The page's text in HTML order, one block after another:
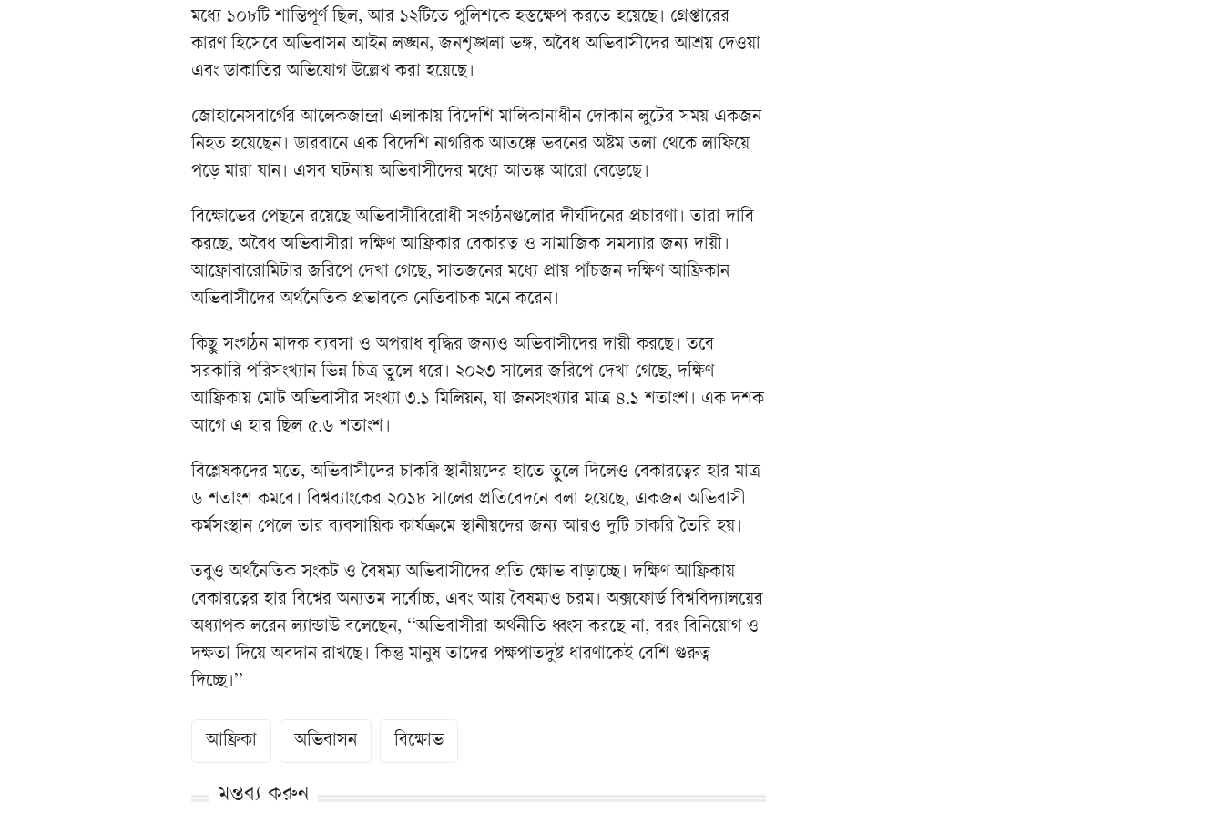
মধ্যে ১০৮টি শান্তিপূর্ণ ছিল, আর ১২টিতে পুলিশকে হস্তক্ষেপ করতে হয়েছে। গ্রেপ্তারের
কারণ হিসেবে অভিবাসন আইন লঙ্ঘন, জনশৃঙ্খলা ভঙ্গ, অবৈধ অভিবাসীদের আশ্রয় দেওয়া
এবং ডাকাতির অভিযোগ উল্লেখ করা হয়েছে।
জোহানেসবার্গের আলেকজান্দ্রা এলাকায় বিদেশি মালিকানাধীন দোকান লুটের সময় একজন
নিহত হয়েছেন। ডারবানে এক বিদেশি নাগরিক আতঙ্কে ভবনের অষ্টম তলা থেকে লাফিয়ে
পড়ে মারা যান। এসব ঘটনায় অভিবাসীদের মধ্যে আতঙ্ক আরো বেড়েছে।
বিক্ষোভের পেছনে রয়েছে অভিবাসীবিরোধী সংগঠনগুলোর দীর্ঘদিনের প্রচারণা। তারা দাবি
করছে, অবৈধ অভিবাসীরা দক্ষিণ আফ্রিকার বেকারত্ব ও সামাজিক সমস্যার জন্য দায়ী।
আফ্রোবারোমিটার জরিপে দেখা গেছে, সাতজনের মধ্যে প্রায় পাঁচজন দক্ষিণ আফ্রিকান
অভিবাসীদের অর্থনৈতিক প্রভাবকে নেতিবাচক মনে করেন।
কিছু সংগঠন মাদক ব্যবসা ও অপরাধ বৃদ্ধির জন্যও অভিবাসীদের দায়ী করছে। তবে
সরকারি পরিসংখ্যান ভিন্ন চিত্র তুলে ধরে। ২০২৩ সালের জরিপে দেখা গেছে, দক্ষিণ
আফ্রিকায় মোট অভিবাসীর সংখ্যা ৩.১ মিলিয়ন, যা জনসংখ্যার মাত্র ৪.১ শতাংশ। এক দশক
আগে এ হার ছিল ৫.৬ শতাংশ।
বিশ্লেষকদের মতে, অভিবাসীদের চাকরি স্থানীয়দের হাতে তুলে দিলেও বেকারত্বের হার মাত্র
৬ শতাংশ কমবে। বিশ্বব্যাংকের ২০১৮ সালের প্রতিবেদনে বলা হয়েছে, একজন অভিবাসী
কর্মসংস্থান পেলে তার ব্যবসায়িক কার্যক্রমে স্থানীয়দের জন্য আরও দুটি চাকরি তৈরি হয়।
তবুও অর্থনৈতিক সংকট ও বৈষম্য অভিবাসীদের প্রতি ক্ষোভ বাড়াচ্ছে। দক্ষিণ আফ্রিকায়
বেকারত্বের হার বিশ্বের অন্যতম সর্বোচ্চ, এবং আয় বৈষম্যও চরম। অক্সফোর্ড বিশ্ববিদ্যালয়ের
অধ্যাপক লরেন ল্যান্ডাউ বলেছেন, ‘‘অভিবাসীরা অর্থনীতি ধ্বংস করছে না, বরং বিনিয়োগ ও
দক্ষতা দিয়ে অবদান রাখছে। কিন্তু মানুষ তাদের পক্ষপাতদুষ্ট ধারণাকেই বেশি গুরুত্ব
দিচ্ছে।’’
আফ্রিকা অভিবাসন বিক্ষোভ
মন্তব্য করুন